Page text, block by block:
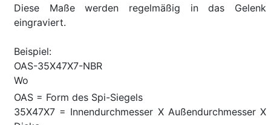
Diese Maße werden regelmäßig in das Gelenk
eingraviert.
Beispiel:
OAS-35X47X7-NBR
Wo
OAS = Form des Spi-Siegels
35X47X7 = Innendurchmesser X Außendurchmesser X